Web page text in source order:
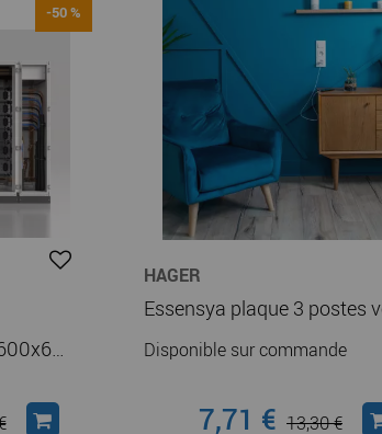
-50 %
HAGER
Disponible sur commande
7,71 € 13,30 €